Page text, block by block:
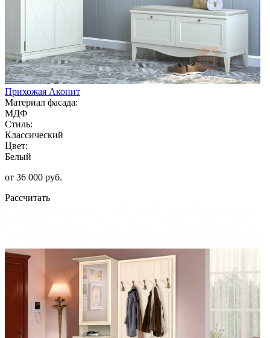
Прихожая Аконит
Материал фасада:
МДФ
Стиль:
Классический
Цвет:
Белый
от 36 000 руб.
Рассчитать